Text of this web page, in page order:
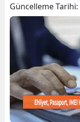
Güncelleme Tarihi: